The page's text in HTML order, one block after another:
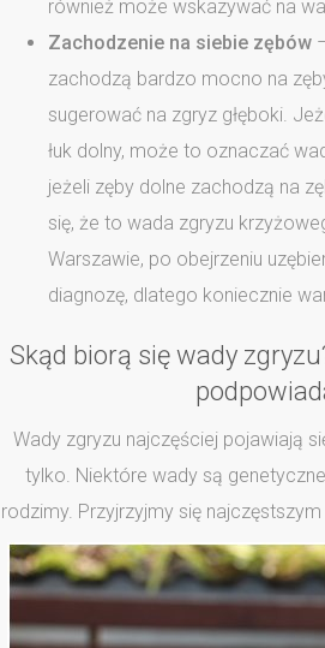
również może wskazywać na
Zachodzenie na siebie zębów
zachodzą bardzo mocno na
sugerować na zgryz głęboki.
łuk dolny, może to oznaczać
jeżeli zęby dolne zachodzą na
się, że to wada zgryzu
Warszawie, po obejrzeniu
diagnozę, dlatego koniecznie
Skąd biorą się wady
Wady zgryzu najczęściej pojawiają
tylko. Niektóre wady są
rodzimy. Przyjrzyjmy się